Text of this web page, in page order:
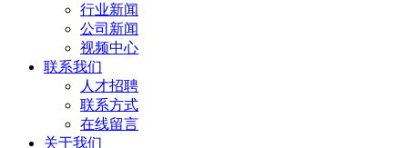
行业新闻
公司新闻
视频中心
联系我们
人才招聘
联系方式
在线留言
关于我们